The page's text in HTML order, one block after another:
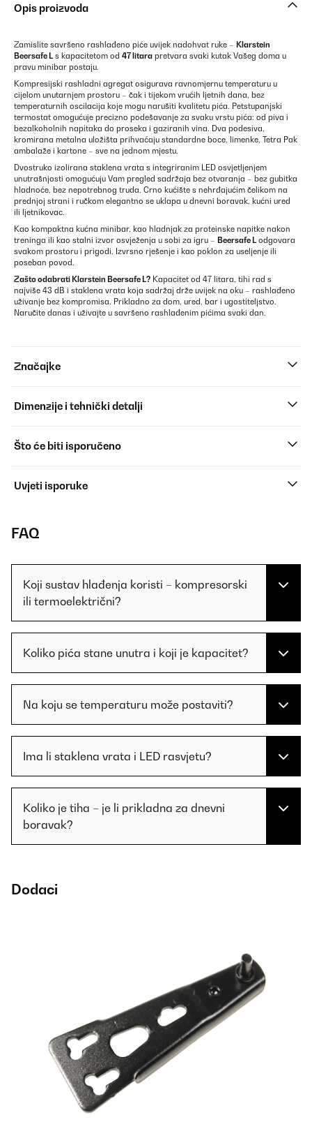
Opis proizvoda
Zamislite savršeno rashlađeno piće uvijek nadohvat ruke – Klarstein
Beersafe L s kapacitetom od 47 litara pretvara svaki kutak Vašeg doma u
pravu minibar postaju.
Kompresijski rashladni agregat osigurava ravnomjernu temperaturu u
cijelom unutarnjem prostoru – čak i tijekom vrućih ljetnih dana, bez
temperaturnih oscilacija koje mogu narušiti kvalitetu pića. Petstupanjski
termostat omogućuje precizno podešavanje za svaku vrstu pića: od piva i
bezalkoholnih napitaka do proseka i gaziranih vina. Dva podesiva,
kromirana metalna uložišta prihvaćaju standardne boce, limenke, Tetra Pak
ambalaže i kartone – sve na jednom mjestu.
Dvostruko izolirana staklena vrata s integriranim LED osvjetljenjem
unutrašnjosti omogućuju Vam pregled sadržaja bez otvaranja – bez gubitka
hladnoće, bez nepotrebnog truda. Crno kućište s nehrđajućim čelikom na
prednjoj strani i ručkom elegantno se uklapa u dnevni boravak, kućni ured
ili ljetnikovac.
Kao kompaktna kućna minibar, kao hladnjak za proteinske napitke nakon
treninga ili kao stalni izvor osvježenja u sobi za igru – Beersafe L odgovara
svakom prostoru i prigodi. Izvrsno rješenje i kao poklon za useljenje ili
poseban povod.
Zašto odabrati Klarstein Beersafe L? Kapacitet od 47 litara, tihi rad s
najviše 43 dB i staklena vrata koja sadržaj drže uvijek na oku – rashlađeno
uživanje bez kompromisa. Prikladno za dom, ured, bar i ugostiteljstvo.
Naručite danas i uživajte u savršeno rashlađenim pićima svaki dan.
Značajke
Dimenzije i tehnički detalji
Što će biti isporučeno
Uvjeti isporuke
FAQ
Koji sustav hlađenja koristi – kompresorski
ili termoelektrični?
Koliko pića stane unutra i koji je kapacitet?
Na koju se temperaturu može postaviti?
Ima li staklena vrata i LED rasvjetu?
Koliko je tiha – je li prikladna za dnevni
boravak?
Dodaci